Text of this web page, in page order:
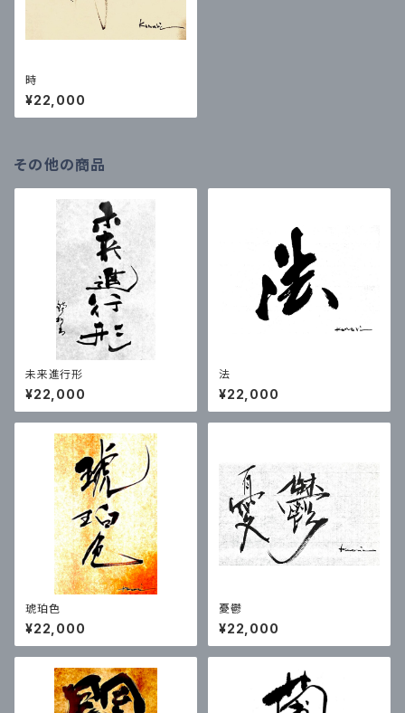
時
¥22,000
その他の商品
未来進行形
¥22,000
法
¥22,000
琥珀色
¥22,000
憂鬱
¥22,000